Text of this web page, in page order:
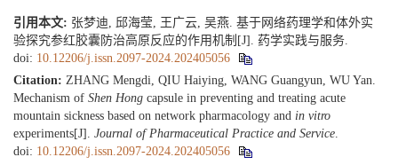
引用本文: 张梦迪, 邱海莹, 王广云, 吴燕. 基于网络药理学和体外实
验探究参红胶囊防治高原反应的作用机制[J]. 药学实践与服务.
doi: 10.12206/j.issn.2097-2024.202405056
Citation: ZHANG Mengdi, QIU Haiying, WANG Guangyun, WU Yan.
Mechanism of Shen Hong capsule in preventing and treating acute
mountain sickness based on network pharmacology and in vitro
experiments[J]. Journal of Pharmaceutical Practice and Service
doi: 10.12206/j.issn.2097-2024.202405056